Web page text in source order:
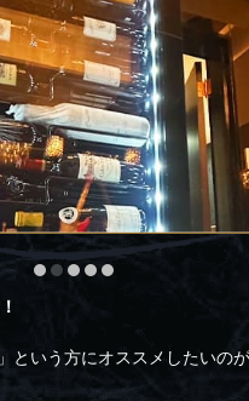
いう方にオススメしたいの